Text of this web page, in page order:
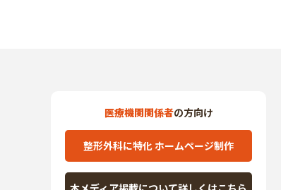
医療機関関係者の方向け
整形外科に特化 ホームページ制作